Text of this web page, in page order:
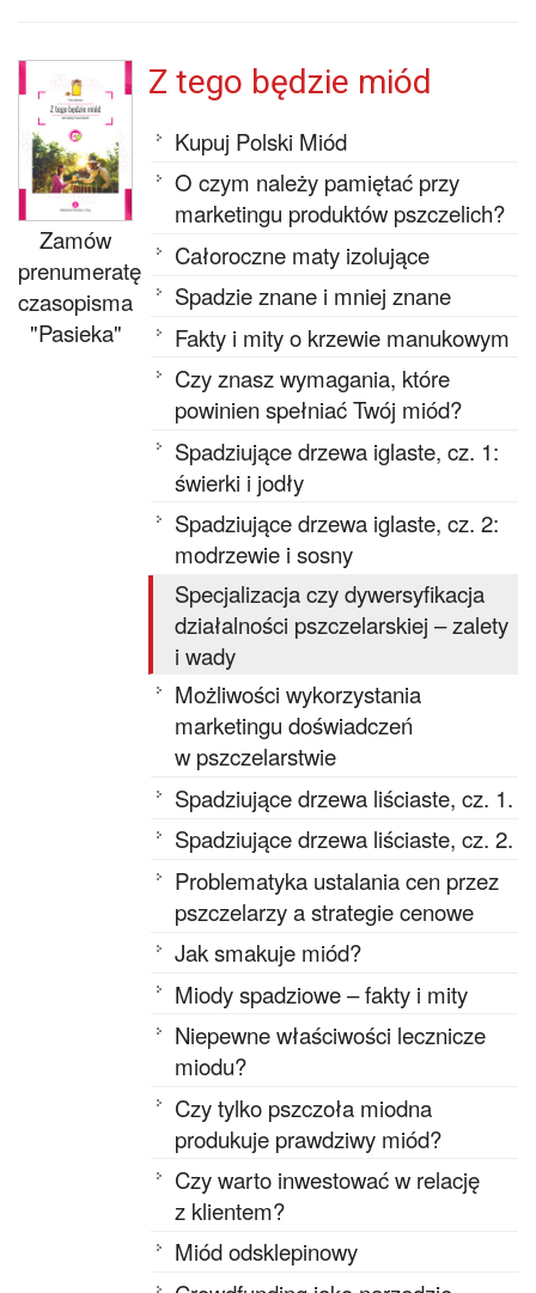
Zamów
prenumeratę
czasopisma
"Pasieka"
Z tego będzie miód
Kupuj Polski Miód
O czym należy pamiętać przy
marketingu produktów pszczelich?
Całoroczne maty izolujące
Spadzie znane i mniej znane
Fakty i mity o krzewie manukowym
Czy znasz wymagania, które
powinien spełniać Twój miód?
Spadziujące drzewa iglaste, cz. 1:
świerki i jodły
Spadziujące drzewa iglaste, cz. 2:
modrzewie i sosny
Specjalizacja czy dywersyfikacja
działalności pszczelarskiej – zalety
i wady
Możliwości wykorzystania
marketingu doświadczeń
w pszczelarstwie
Spadziujące drzewa liściaste, cz. 1.
Spadziujące drzewa liściaste, cz. 2.
Problematyka ustalania cen przez
pszczelarzy a strategie cenowe
Jak smakuje miód?
Miody spadziowe – fakty i mity
Niepewne właściwości lecznicze
miodu?
Czy tylko pszczoła miodna
produkuje prawdziwy miód?
Czy warto inwestować w relację
z klientem?
Miód odsklepinowy